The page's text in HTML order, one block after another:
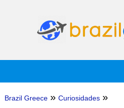
Brazil Greece » Curiosidades »